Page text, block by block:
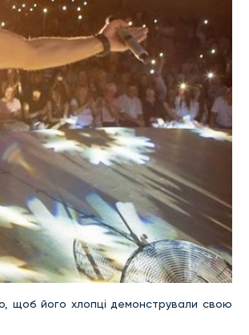
щоб його хлопці демонстрували свою